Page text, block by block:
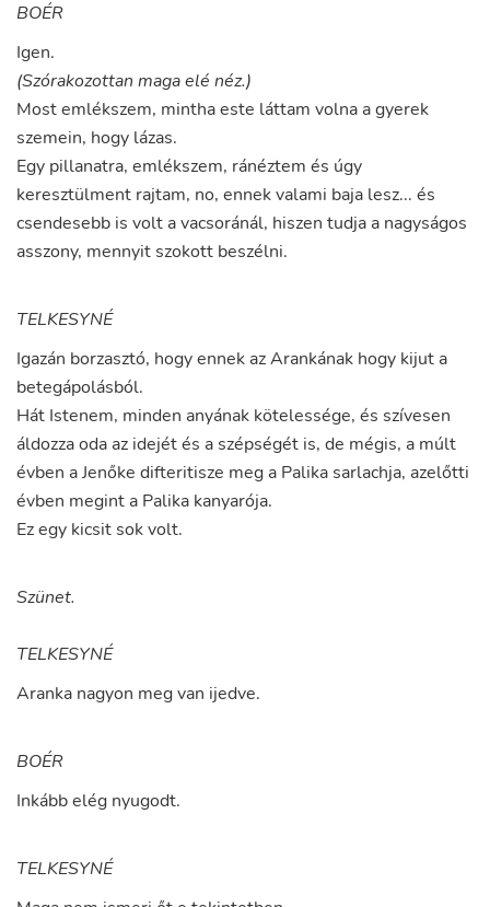
BOÉR
Igen.
(Szórakozottan maga elé néz.)
Mostemlékszem, minthaeste láttam volna agyerek
szemein, hogy lázas.
Egy pillanatra, emlékszem, ránéztem és úgy
keresztülment rajtam, no, ennekvalami baja lesz... és
csendesebb is volt avacsoránál, hiszen tudja a nagyságos
asszony, mennyitszokott beszélni.
TELKESYNÉ
Igazán borzasztó, hogyennek azArankának hogy kijut a
betegápolásból.
Hát Istenem, minden anyának kötelessége, és szívesen
áldozzaoda az idejétés aszépségét is, de mégis, a múlt
évben aJenőke difteritisze meg a Palikasarlachja, azelőtti
évben megint a Palika kanyarója.
Ezegy kicsitsokvolt.
Szünet.
TELKESYNÉ
Aranka nagyon megvan ijedve.
BOÉR
Inkábbelég nyugodt.
TELKESYNÉ